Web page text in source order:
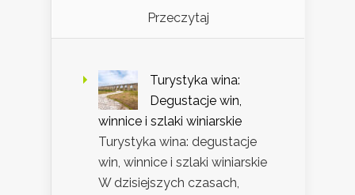
Przeczytaj
Turystyka wina:
Degustacje win,
winnice i szlaki winiarskie
Turystyka wina: degustacje
win, winnice i szlaki winiarskie
W dzisiejszych czasach,